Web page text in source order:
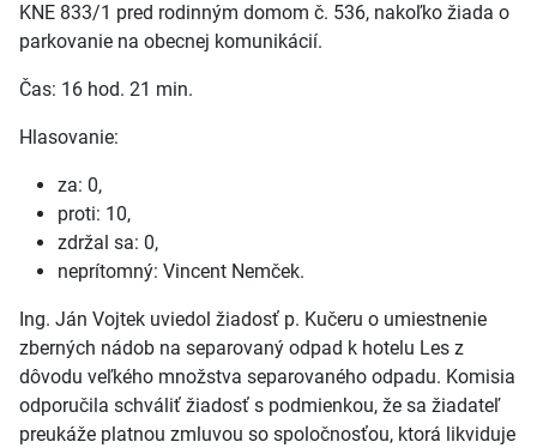
KNE 833/1 pred rodinným domom č. 536, nakoľko žiada o
parkovanie na obecnej komunikácií.
Čas: 16 hod. 21 min.
Hlasovanie:
za: 0,
proti: 10,
zdržal sa: 0,
neprítomný: Vincent Nemček.
Ing. Ján Vojtek uviedol žiadosť p. Kučeru o umiestnenie
zberných nádob na separovaný odpad k hotelu Les z
dôvodu veľkého množstva separovaného odpadu. Komisia
odporučila schváliť žiadosť s podmienkou, že sa žiadateľ
preukáže platnou zmluvou so spoločnosťou, ktorá likviduje